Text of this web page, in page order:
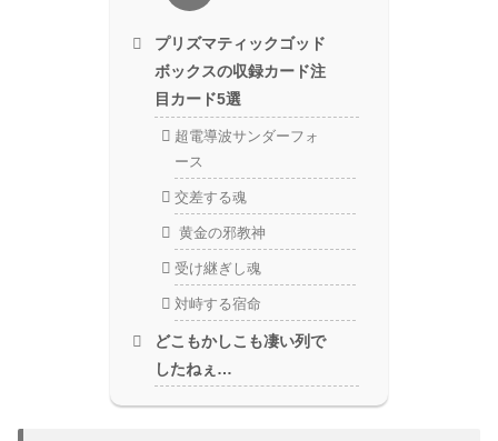
プリズマティックゴッド
ボックスの収録カード注
目カード5選
超電導波サンダーフォ
ース
交差する魂
黄金の邪教神
受け継ぎし魂
対峙する宿命
どこもかしこも凄い列で
したねぇ…